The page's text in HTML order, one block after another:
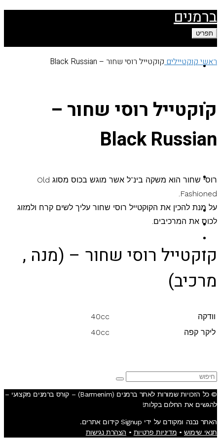
לתוכן
ברמנים
תפריט
עמוד הבית
קוקטיילים
בלוג
יצירת קשר
עמוד הבית
קוקטיילים
יצירת קשר
ראשיקוקטיילים קוקטייל רוסי שחור – Black Russian
קוקטייל רוסי שחור –
Black Russian
רוסי שחור הוא משקה בינ"ל אשר מוגש בכוס מסוג Old
Fashioned.
על מנת להכין את הקוקטייל רוסי שחור עליך לשים קרח ולמזוג
לכוס את המרכיבים.
קוקטייל רוסי שחור – (מנה ,
מרכיב)
וודקה
40cc
ליקר קפה
40cc
© כל הזכויות שמורות לאתר ברמנים (Barmenim) – קורס ברמנים מקצועי –
להגשים את החלום בקלות!
האתר נבנה ומקודם על ידי Signup קידום אתרים.
תנאי שימוש • מדיניות פרטיות • הצהרת נגישות